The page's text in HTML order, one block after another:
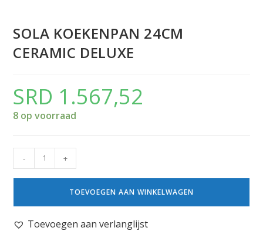
SOLA KOEKENPAN 24CM
CERAMIC DELUXE
SRD 1.567,52
8 op voorraad
- +
TOEVOEGEN AAN WINKELWAGEN
Toevoegen aan verlanglijst